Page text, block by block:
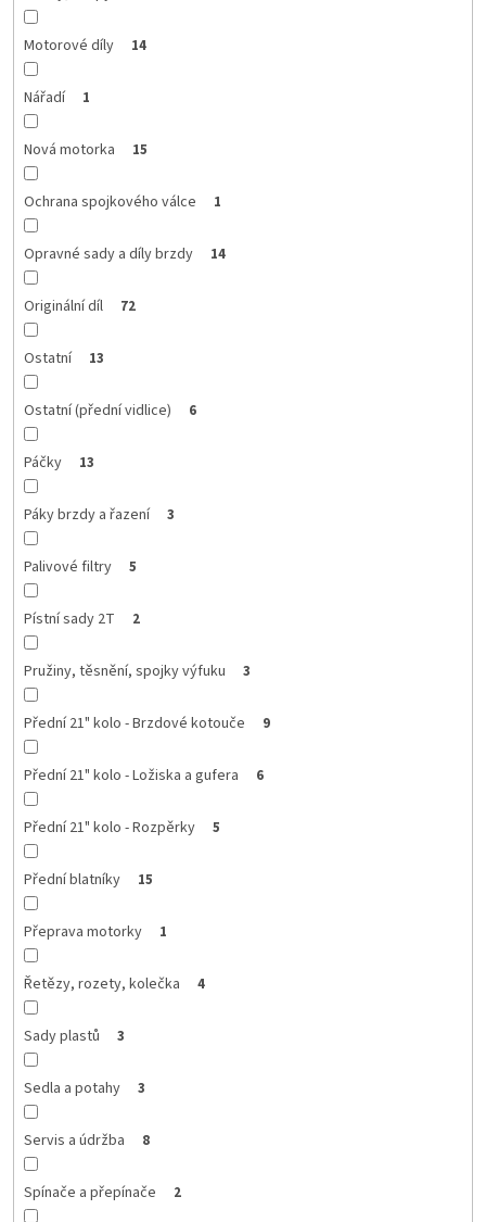
Motorové díly 14
Nářadí 1
Nová motorka 15
Ochrana spojkového válce 1
Opravné sady a díly brzdy 14
Originální díl 72
Ostatní 13
Ostatní (přední vidlice) 6
Páčky 13
Páky brzdy a řazení 3
Palivové filtry 5
Pístní sady 2T 2
Pružiny, těsnění, spojky výfuku 3
Přední 21" kolo - Brzdové kotouče 9
Přední 21" kolo - Ložiska a gufera 6
Přední 21" kolo - Rozpěrky 5
Přední blatníky 15
Přeprava motorky 1
Řetězy, rozety, kolečka 4
Sady plastů 3
Sedla a potahy 3
Servis a údržba 8
Spínače a přepínače 2